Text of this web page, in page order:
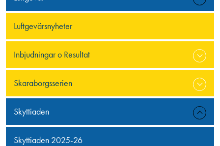
Luftgevärsnyheter
Inbjudningar o Resultat
Skaraborgsserien
Skyttiaden
Skyttiaden 2025-26